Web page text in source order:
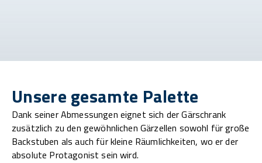
Unsere gesamte Palette
Dank seiner Abmessungen eignet sich der Gärschrank
zusätzlich zu den gewöhnlichen Gärzellen sowohl für große
Backstuben als auch für kleine Räumlichkeiten, wo er der
absolute Protagonist sein wird.